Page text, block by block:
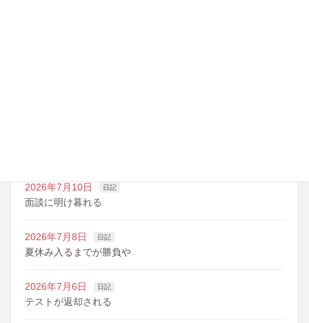
2026年7月10日 日記
面談に明け暮れる
2026年7月8日 日記
夏休み入るまでが勝負や
2026年7月6日 日記
テストが返却される